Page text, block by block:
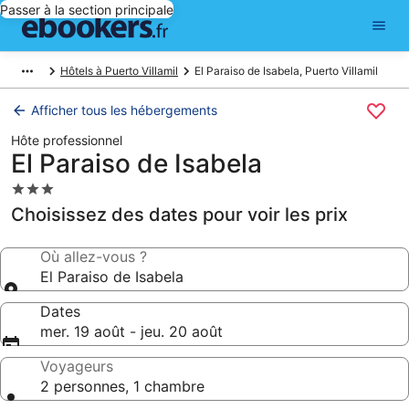
Passer à la section principale
Hôtels à Puerto Villamil El Paraiso de Isabela, Puerto Villamil
Afficher tous les hébergements
Hôte professionnel
El Paraiso de Isabela
Hébergement
3.0 étoiles
Choisissez des dates pour voir les prix
Où allez-vous ?
El Paraiso de Isabela
Dates
mer. 19 août - jeu. 20 août
Voyageurs
2 personnes, 1 chambre